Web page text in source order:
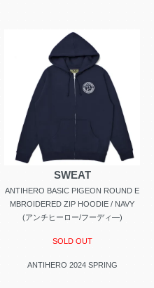
SWEAT
ANTIHERO BASIC PIGEON ROUND E
MBROIDERED ZIP HOODIE / NAVY
(アンチヒーロー/フーディ―)
SOLD OUT
ANTIHERO 2024 SPRING